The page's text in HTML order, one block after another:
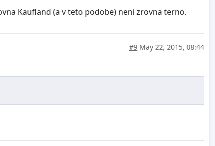
Kaufland (a v teto podobe) neni zrovna terno.
#9 May 22, 2015, 08:44